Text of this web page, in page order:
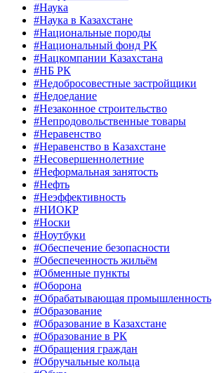
#Наука
#Наука в Казахстане
#Национальные породы
#Национальный фонд РК
#Нацкомпании Казахстана
#НБ РК
#Недобросовестные застройщики
#Недоедание
#Незаконное строительство
#Непродовольственные товары
#Неравенство
#Неравенство в Казахстане
#Несовершеннолетние
#Неформальная занятость
#Нефть
#Неэффективность
#НИОКР
#Носки
#Ноутбуки
#Обеспечение безопасности
#Обеспеченность жильём
#Обменные пункты
#Оборона
#Обрабатывающая промышленность
#Образование
#Образование в Казахстане
#Образование в РК
#Обращения граждан
#Обручальные кольца